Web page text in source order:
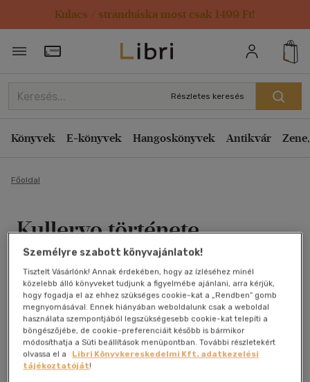
Kulacs / strandtáska most csak 1499 Ft!
Törzsvásárlói Kártya adatai
Részletes keresés
Könyvek E-könyvek Hangoskönyvek Antikvár
Főoldal
Kullervo története
J. R. R. Tolkien
Antikvár könyv (4db)
További formátumok
Személyre szabott könyvajánlatok!
Tisztelt Vásárlónk! Annak érdekében, hogy az ízléséhez minél
közelebb álló könyveket tudjunk a figyelmébe ajánlani, arra kérjük,
hogy fogadja el az ehhez szükséges cookie-kat a „Rendben” gomb
megnyomásával. Ennek hiányában weboldalunk csak a weboldal
használata szempontjából legszükségesebb cookie-kat telepíti a
böngészőjébe, de cookie-preferenciáit később is bármikor
módosíthatja a Süti beállítások menüpontban. További részletekért
olvassa el a
Libri Könyvkereskedelmi Kft. adatkezelési
tájékoztatóját!